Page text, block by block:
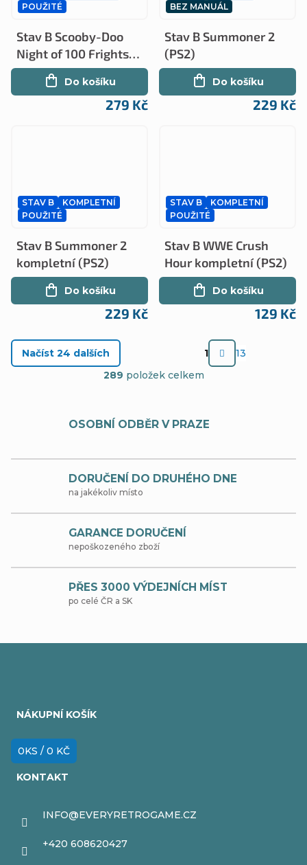
POUŽITÉ
Stav B Scooby-Doo
Night of 100 Frights
kompletní (PS2)
279 Kč
Do košíku
BEZ MANUÁL
Stav B Summoner 2
(PS2)
229 Kč
Do košíku
STAV B
KOMPLETNÍ
POUŽITÉ
Stav B Summoner 2
kompletní (PS2)
229 Kč
Do košíku
STAV B
KOMPLETNÍ
POUŽITÉ
Stav B WWE Crush
Hour kompletní (PS2)
129 Kč
Do košíku
O
l
d
a
c
í
p
y
Načíst 24 dalších
S
t
o
á
1
13
289 položek celkem
OSOBNÍ ODBĚR V PRAZE
DORUČENÍ DO DRUHÉHO DNE
na jakékoliv místo
GARANCE DORUČENÍ
nepoškozeného zboží
PŘES 3000 VÝDEJNÍCH MÍST
po celé ČR a SK
NÁKUPNÍ KOŠÍK
0KS / 0 KČ
KONTAKT
INFO@EVERYRETROGAME.CZ
+420 608620427